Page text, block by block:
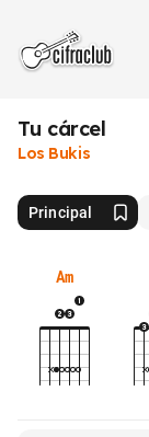
Tu cárcel
Los Bukis
Principal
Am